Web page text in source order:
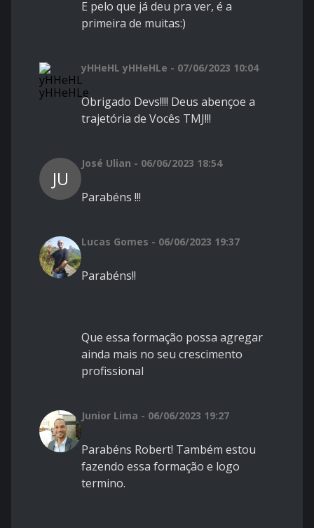
E pelo que já deu pra ver, é a
primeira de muitas:)
yHHeHL yHHeHLe - 07/06/2023 10:04
Obrigado Devs!!!! Deus abençoe a
trajetória de Vocês TMJ!!!
JU
José Ulian - 06/06/2023 18:54
Parabéns !!!
Lucas Gomes - 06/06/2023 19:37
Parabéns!!
Que essa formação possa agregar
ainda mais no seu crescimento
profissional
Junior Lima - 06/06/2023 19:27
Parabéns Robert! Também estou
fazendo essa formação e logo
termino.